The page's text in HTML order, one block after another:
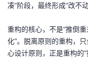
我
的
我
凑”阶段，最终形成“改不
重构的核心，不是“推倒
化”。脱离原则的重构，
心设计原则，正是重构的